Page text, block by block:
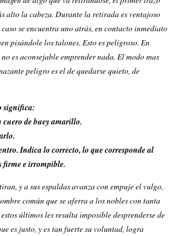
alto la cabeza. Durante la retirada es ventajoso
se encuentra uno atrás, en contacto inmediato
pisándole los talones. Esto es peligroso. En
es aconsejable emprender nada. El modo mas
peligro es el de quedarse quieto, de
significa:
de buey amarillo.
Indica lo correcto, lo que corresponde al
firme e irrompible.
y a sus espaldas avanza con empuje el vulgo,
común que se aferra a los nobles con tanta
últimos les resulta imposible desprenderse de
es justo, y es tan fuerte su voluntad, logra